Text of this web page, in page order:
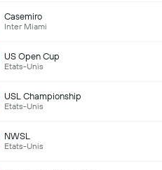
Casemiro
Inter Miami
US Open Cup
Etats-Unis
USL Championship
Etats-Unis
NWSL
Etats-Unis